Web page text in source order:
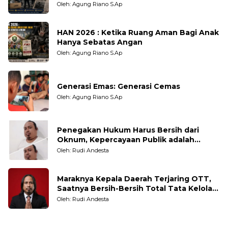
Oleh: Agung Riano S.Ap
HAN 2026 : Ketika Ruang Aman Bagi Anak
Hanya Sebatas Angan
Oleh: Agung Riano S.Ap
Generasi Emas: Generasi Cemas
Oleh: Agung Riano S.Ap
Penegakan Hukum Harus Bersih dari
Oknum, Kepercayaan Publik adalah
Taruhannya
Oleh: Rudi Andesta
Maraknya Kepala Daerah Terjaring OTT,
Saatnya Bersih-Bersih Total Tata Kelola
Pemerintahan
Oleh: Rudi Andesta